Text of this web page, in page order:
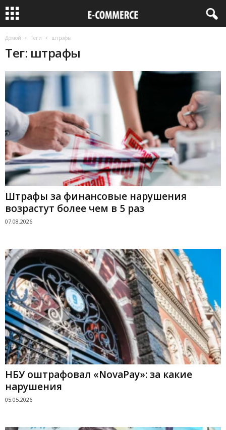
Домой Теги штрафы
Тег: штрафы
Штрафы за финансовые нарушения
возрастут более чем в 5 раз
07.08.2026
НБУ оштрафовал «NovaPay»: за какие
нарушения
05.05.2026